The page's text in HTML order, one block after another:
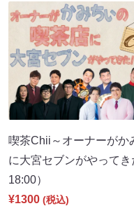
喫茶Chii～オーナーがか
に大宮セブンがやって
18:00）
¥1300 (税込)